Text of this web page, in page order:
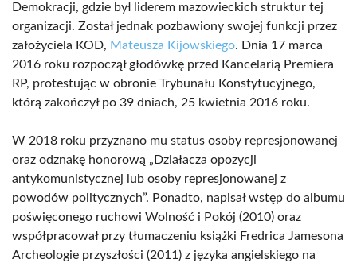
Demokracji, gdzie był liderem mazowieckich struktur tej
organizacji. Został jednak pozbawiony swojej funkcji przez
założyciela KOD, Mateusza Kijowskiego. Dnia 17 marca
2016 roku rozpoczął głodówkę przed Kancelarią Premiera
RP, protestując w obronie Trybunału Konstytucyjnego,
którą zakończył po 39 dniach, 25 kwietnia 2016 roku.
W 2018 roku przyznano mu status osoby represjonowanej
oraz odznakę honorową „Działacza opozycji
antykomunistycznej lub osoby represjonowanej z
powodów politycznych”. Ponadto, napisał wstęp do albumu
poświęconego ruchowi Wolność i Pokój (2010) oraz
współpracował przy tłumaczeniu książki Fredrica Jamesona
Archeologie przyszłości (2011) z języka angielskiego na